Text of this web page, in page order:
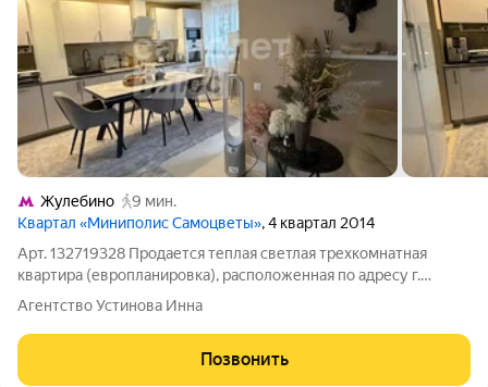
Жулебино
9 мин.
Квартал «Миниполис Самоцветы», 4 квартал 2014
Арт. 132719328 Продается теплая светлая трехкомнатная
квартира (европланировка), расположенная по адресу г.
Люберцы, ул. Кирова, 12к1. Видовой 17 этаж!!! 1. Готовая
Полная комплектация мебелью и
Агентство Устинова Инна
Позвонить